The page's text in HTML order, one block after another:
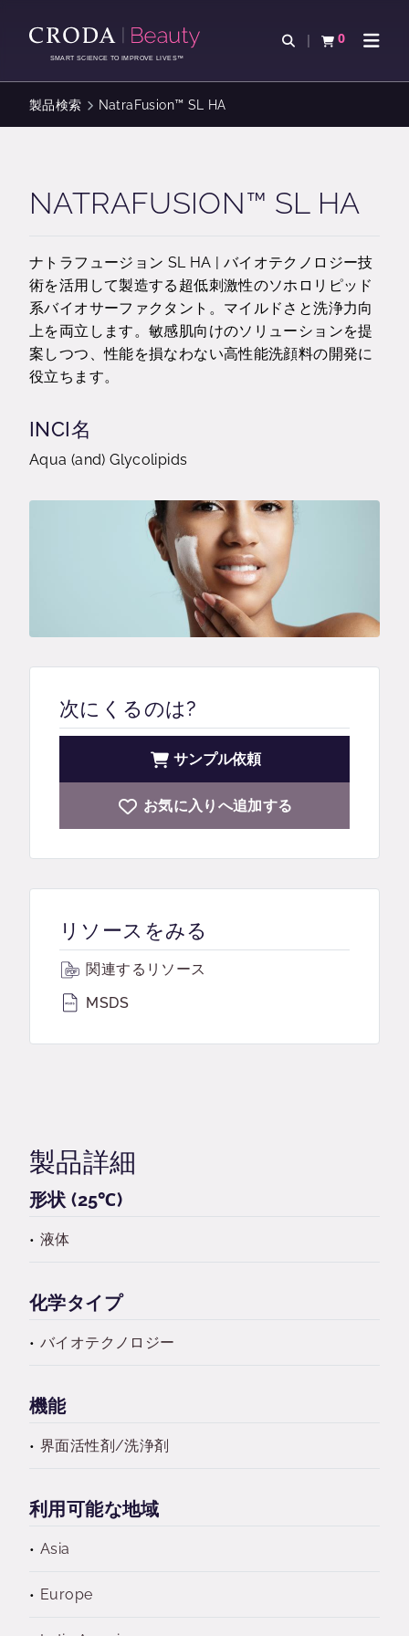
ン
を
ー
ス
SMART SCIENCE TO IMPROVE LIVES™
検索を開く
0
カートを確認す
ナビ
製品検索 NatraFusion™ SL HA
NATRAFUSION™ SL HA
ナトラフュージョン SL HA | バイオテクノロジー技
術を活用して製造する超低刺激性のソホロリピッド
系バイオサーファクタント。マイルドさと洗浄力向
上を両立します。敏感肌向けのソリューションを提
案しつつ、性能を損なわない高性能洗顔料の開発に
役立ちます。
INCI名
Aqua (and) Glycolipids
次にくるのは?
サンプル依頼
お気に入りへ追加する
リソースをみる
関連するリソース
MSDS
製品詳細
形状 (25℃)
液体
化学タイプ
バイオテクノロジー
機能
界面活性剤/洗浄剤
利用可能な地域
Asia
Europe